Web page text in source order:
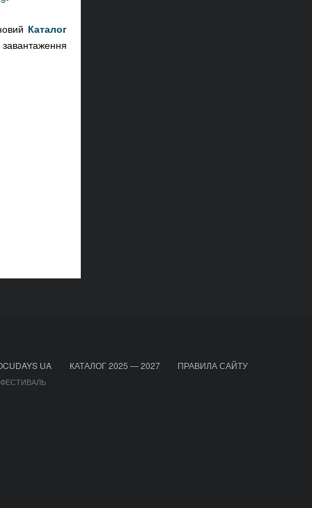
Каталог
UA КАТАЛОГ 2025 — 2027 ПРАВИЛА САЙТУ